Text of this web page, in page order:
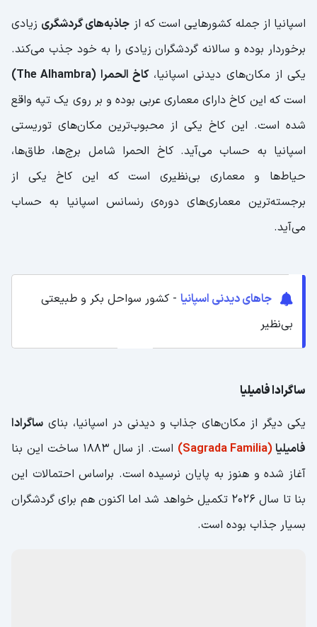
اسپانیا از جمله کشورهایی است که از جاذبه‌های گردشگری زیادی
برخوردار بوده و سالانه گردشگران زیادی را به خود جذب می‌کند.
یکی از مکان‌های دیدنی اسپانیا،کاخ الحمرا (The Alhambra)
است که این کاخ دارای معماری عربی بوده و بر روی یک تپه واقع
شده است. این کاخ یکی از محبوب‌ترین مکان‌های توریستی
اسپانیا به حساب می‌آید. کاخ الحمرا شامل برج‌ها، طاق‌ها،
حیاط‌ها و معماری بی‌نظیری است که این کاخ یکی از
برجسته‌ترین معماری‌های دوره‌ی رنسانس اسپانیا به حساب
می‌آید.
جاهای دیدنی اسپانیا - کشور سواحل بکر و طبیعتی
بی‌نظیر
ساگرادا فامیلیا
یکی دیگر از مکان‌های جذاب و دیدنی در اسپانیا، بنای ساگرادا
فامیلیا(Sagrada Familia)
است. از سال ۱۸۸۳ ساخت این بنا
آغاز شده و هنوز به پایان نرسیده است. براساس احتمالات این
بنا تا سال ۲۰۲۶ تکمیل خواهد شد اما اکنون هم برای گردشگران
بسیار جذاب بوده است.